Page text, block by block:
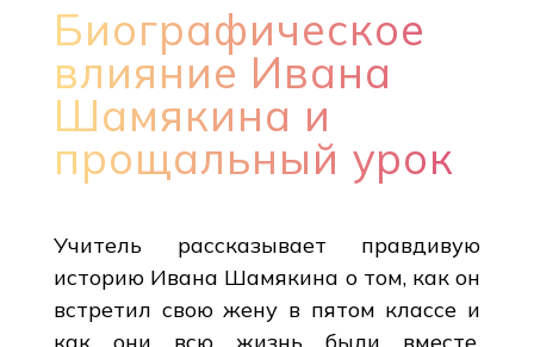
Биографическое
влияние Ивана
Шамякина и
прощальный урок
Учитель рассказывает правдивую
историю Ивана Шамякина о том, как он
встретил свою жену в пятом классе и
как они всю жизнь были вместе,